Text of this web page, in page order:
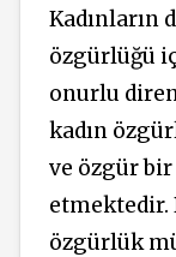
Kadınların
özgürlüğü
onurlu
kadın
ve özgür
etmektedir.
özgürlük